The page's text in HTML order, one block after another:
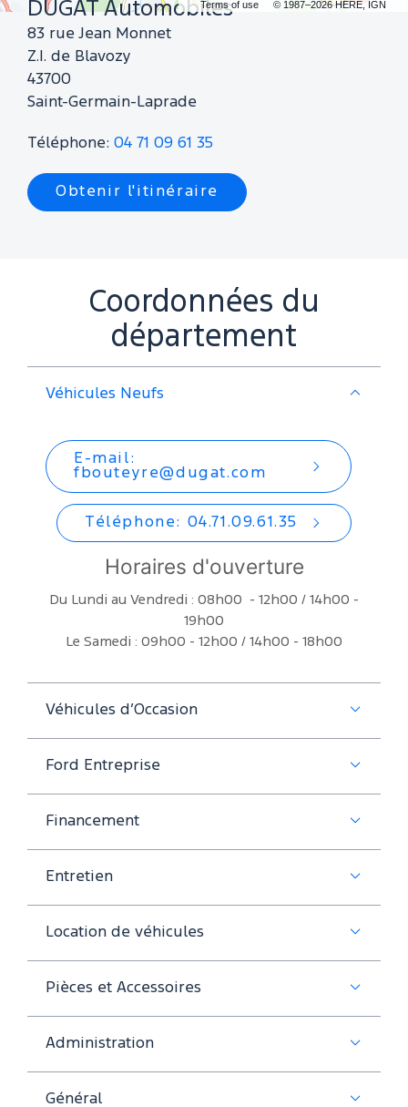
Ferrand
Auvergne
Terms of use © 1987–2026 HERE, IGN
DUGAT Automobiles
83 rue Jean Monnet
Z.I. de Blavozy
43700
Saint-Germain-Laprade
Téléphone: 04 71 09 61 35
Obtenir l'itinéraire
Coordonnées du
département
Véhicules Neufs
E-mail:
fbouteyre@dugat.com
Téléphone: 04.71.09.61.35
Horaires d'ouverture
Du Lundi au Vendredi : 08h00 - 12h00 / 14h00 -
19h00
Le Samedi : 09h00 - 12h00 / 14h00 - 18h00
Véhicules d’Occasion
Ford Entreprise
Financement
Entretien
Location de véhicules
Pièces et Accessoires
Administration
Général